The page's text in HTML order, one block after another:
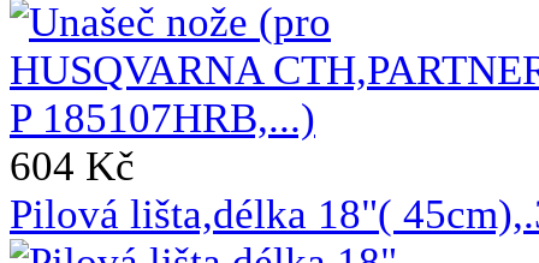
604 Kč
Pilová lišta,délka 18"(